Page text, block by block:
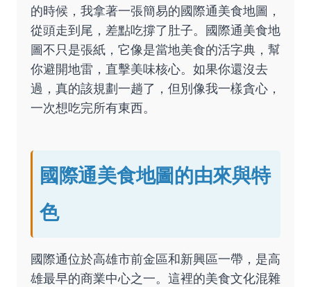
的時候，我拿著一張簡易的國際通美食地圖，
從頭走到尾，差點吃撐了肚子。國際通美食地
圖不只是張紙，它像是當地美食的活字典，幫
你避開地雷，直擊美味核心。如果你還沒去
過，真的該規劃一趟了，但別像我一樣貪心，
一次想吃完所有東西。
國際通美食地圖的由來與特
色
國際通位於高雄市前金區和新興區一帶，是高
雄最早的商業中心之一。這裡的美食文化混雜